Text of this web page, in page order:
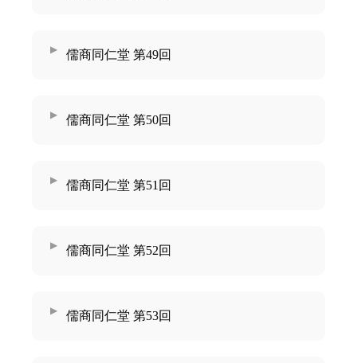
儒商同仁堂 第49回
儒商同仁堂 第50回
儒商同仁堂 第51回
儒商同仁堂 第52回
儒商同仁堂 第53回